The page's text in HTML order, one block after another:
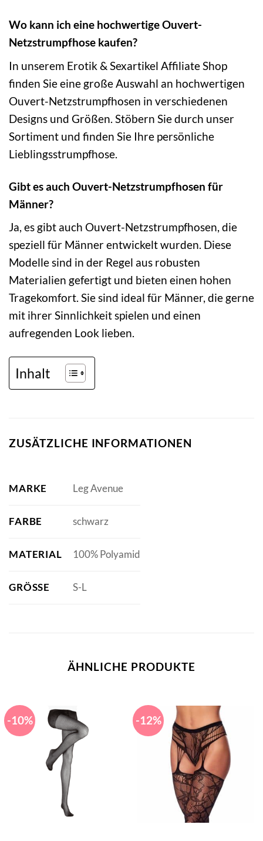
Wo kann ich eine hochwertige Ouvert-
Netzstrumpfhose kaufen?
In unserem Erotik & Sexartikel Affiliate Shop
finden Sie eine große Auswahl an hochwertigen
Ouvert-Netzstrumpfhosen in verschiedenen
Designs und Größen. Stöbern Sie durch unser
Sortiment und finden Sie Ihre persönliche
Lieblingsstrumpfhose.
Gibt es auch Ouvert-Netzstrumpfhosen für
Männer?
Ja, es gibt auch Ouvert-Netzstrumpfhosen, die
speziell für Männer entwickelt wurden. Diese
Modelle sind in der Regel aus robusten
Materialien gefertigt und bieten einen hohen
Tragekomfort. Sie sind ideal für Männer, die gerne
mit ihrer Sinnlichkeit spielen und einen
aufregenden Look lieben.
Inhalt
ZUSÄTZLICHE INFORMATIONEN
MARKE Leg Avenue
FARBE schwarz
MATERIAL 100% Polyamid
GRÖSSE S-L
ÄHNLICHE PRODUKTE
-10% -12%